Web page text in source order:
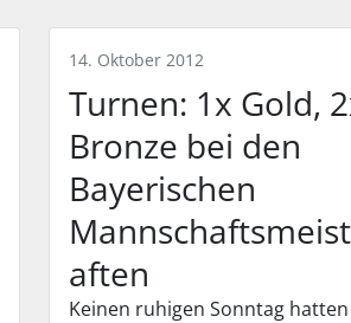
14. Oktober 2012
Turnen: 1x Gold,
Bronze bei den
Bayerischen
aften
Keinen ruhigen Sonntag